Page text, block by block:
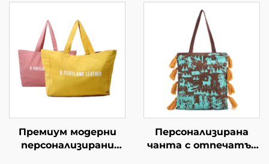
Премиум модерни
персонализирани
Персонализирана
чанта с отпечатък